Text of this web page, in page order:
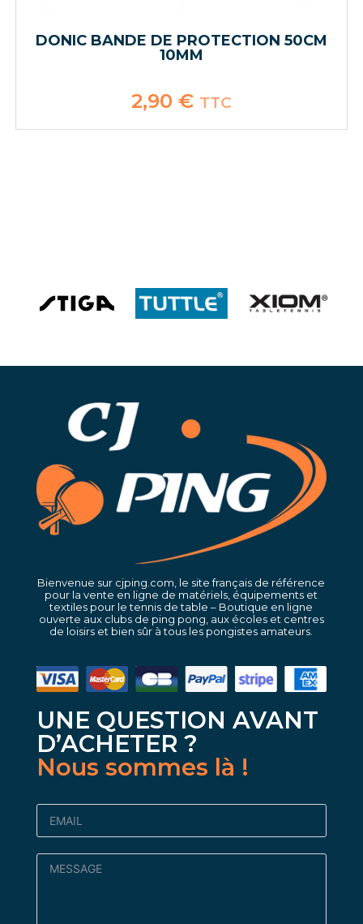
DONIC BANDE DE PROTECTION 50CM
10MM
2,90 € TTC
Bienvenue sur cjping.com, le site français de référence
pour la vente en ligne de matériels, équipements et
textiles pour le tennis de table – Boutique en ligne
ouverte aux clubs de ping pong, aux écoles et centres
de loisirs et bien sûr à tous les pongistes amateurs.
UNE QUESTION AVANT
D’ACHETER ?
Nous sommes là !